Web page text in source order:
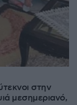
στην
μεσημεριανό,